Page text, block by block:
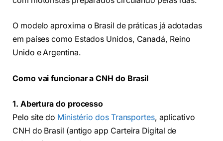
O modelo aproxima o Brasil de práticas já adotadas
em países como Estados Unidos, Canadá, Reino
Unido e Argentina.
Como vai funcionar a CNH do Brasil
1. Abertura do processo
Pelo site do Ministério dos Transportes, aplicativo
CNH do Brasil (antigo app Carteira Digital de